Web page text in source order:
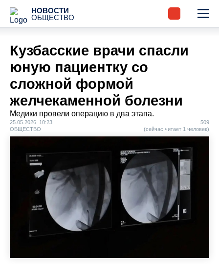
НОВОСТИ
ОБЩЕСТВО
Кузбасские врачи спасли
юную пациентку со
сложной формой
желчекаменной болезни
Медики провели операцию в два этапа.
25.05.2026 10:23
ОБЩЕСТВО
509
(сейчас читает 1 человек)